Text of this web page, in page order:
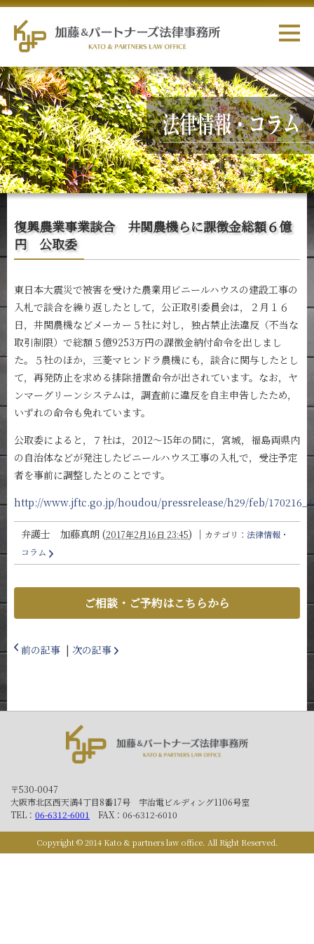
復興農業事業談合 井関農機らに課徴金総額６億
円 公取委
東日本大震災で被害を受けた農業用ビニールハウスの建設工事の
入札で談合を繰り返したとして，公正取引委員会は，２月１６
日，井関農機などメーカー５社に対し，独占禁止法違反（不当な
取引制限）で総額５億9253万円の課徴金納付命令を出しまし
た。５社のほか，三菱マヒンドラ農機にも，談合に関与したとし
て，再発防止を求める排除措置命令が出されています。なお，ヤ
ンマーグリーンシステムは，調査前に違反を自主申告したため，
いずれの命令も免れています。
公取委によると，７社は，2012～15年の間に，宮城，福島両県内
の自治体などが発注したビニールハウス工事の入札で，受注予定
者を事前に調整したとのことです。
http://www.jftc.go.jp/houdou/pressrelease/h29/feb/
弁護士 加藤真朗 (2017年2月16日 23:45) ｜ カテゴリ： 法律情報・
コラム
ご相談・ご予約はこちらから
前の記事 | 次の記事
〒530-0047
大阪市北区西天満4丁目8番17号 宇治電ビルディング1106号室
TEL： 06-6312-6001 FAX：06-6312-6010
Copyright © 2014 Kato & partners law office. All Right Reserved.